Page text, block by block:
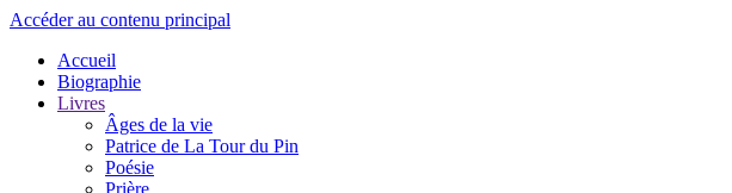
Accéder au contenu principal
Accueil
Biographie
Livres
Âges de la vie
Patrice de La Tour du Pin
Poésie
Prière